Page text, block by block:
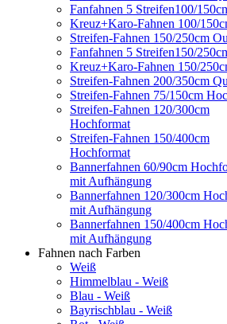
Fanfahnen 5 Streifen100/
Kreuz+Karo-Fahnen 100/
Streifen-Fahnen 150/250cm
Fanfahnen 5 Streifen150/
Kreuz+Karo-Fahnen 150/
Streifen-Fahnen 200/350cm
Streifen-Fahnen 75/150cm
Streifen-Fahnen 120/300cm
Hochformat
Streifen-Fahnen 150/400cm
Hochformat
Bannerfahnen 60/90cm
mit Aufhängung
Bannerfahnen 120/300cm
mit Aufhängung
Bannerfahnen 150/400cm
mit Aufhängung
Fahnen nach Farben
Weiß
Himmelblau - Weiß
Blau - Weiß
Bayrischblau - Weiß